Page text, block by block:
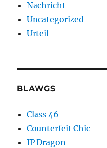
Nachricht
Uncategorized
Urteil
BLAWGS
Class 46
Counterfeit Chic
IP Dragon